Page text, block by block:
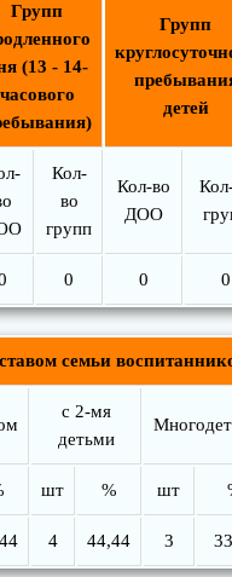
Групп
(13 - 14-
часового
Групп
детей
Кол-
во
групп
Кол-во
ДОО
0 0 0
семьи
с 2-мя
детьми
шт % шт
4 44,44 3